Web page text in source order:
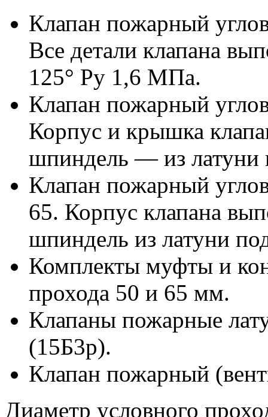
Клапан пожарный
Все детали клапана
125° Ру 1,6 МПа.
Клапан пожарный
Корпус и крышка
шпиндель — из
Клапан пожарный
65. Корпус клапана
шпиндель из латуни
Комплекты муфты и
прохода 50 и 65 мм.
Клапаны пожарные
(15Б3р).
Клапан пожарный
Диаметр условного